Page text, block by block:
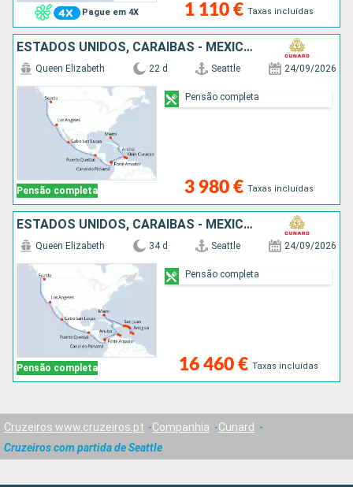
Pague em 4X 1 110 € Taxas incluídas
ESTADOS UNIDOS, CARAIBAS - MEXICO, GUATEMALA, PANAMA, ARUBA
Pensão completa
Queen Elizabeth 22 d Seattle 24/09/2026
3 980 € Taxas incluídas
Pensão completa
ESTADOS UNIDOS, CARAIBAS - MEXICO, GUATEMALA, PANAMA, ARUBA, PORTO RICO, ANTÍGUA E BARBUDA, SANTA LÚCIA, BARBADOS, SÃO MARTINHO, TORTOLA
Pensão completa
Queen Elizabeth 34 d Seattle 24/09/2026
16 460 € Taxas incluídas
Pensão completa
Cruzeiros www.cruzeiros.pt Companhia
Cunard
Cruzeiros com partida de Seattle